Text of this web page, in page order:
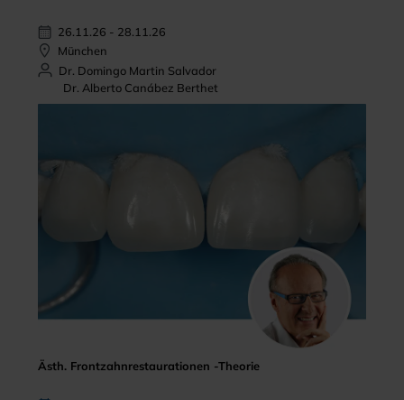
26.11.26 - 28.11.26
München
Dr. Domingo Martin Salvador
Dr. Alberto Canábez Berthet
Ästh. Frontzahnrestaurationen -Theorie